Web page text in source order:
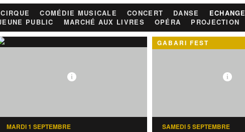
CIRQUE COMÉDIE MUSICALE CONCERT DANSE ECHANGE
PUBLIC MARCHÉ AUX LIVRES OPÉRA PROJECTION
MARDI 1 SEPTEMBRE
GABARI FEST
SAMEDI 5 SEPTEMBRE